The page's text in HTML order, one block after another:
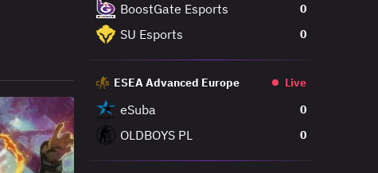
BoostGate Esports 0
SU Esports 0
ESEA Advanced Europe Live
eSuba 0
OLDBOYS PL 0